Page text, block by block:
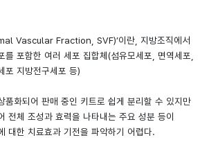
Vascular Fraction, SVF)’이란, 지방조직에서
를 포함한 여러 세포 집합체(섬유모세포, 면역세포,
포 지방전구세포 등)
품화되어 판매 중인 키트로 쉽게 분리할 수 있지만
전체 조성과 효력을 나타내는 주요 성분 등이
대한 치료효과 기전을 파악하기 어렵다.